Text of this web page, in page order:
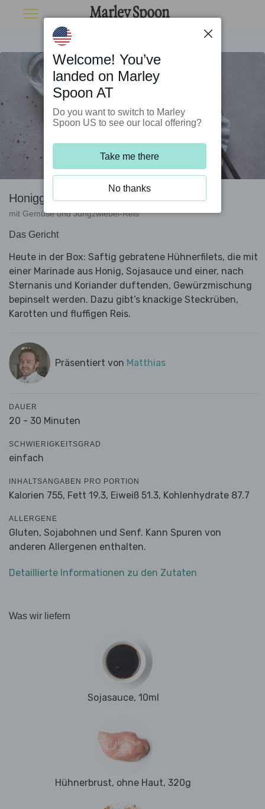
Honigglasierte Hühnerbrust
mit Gemüse und Jungzwiebel-Reis
Das Gericht
Heute in der Box: Saftig gebratene Hühnerfilets, die mit
einer Marinade aus Honig, Sojasauce und einer, nach
Sternanis und Koriander duftenden, Gewürzmischung
bepinselt werden. Dazu gibt’s knackige Steckrüben,
Karotten und fluffigen Reis.
Präsentiert von Matthias
DAUER
20 - 30 Minuten
SCHWIERIGKEITSGRAD
einfach
INHALTSANGABEN PRO PORTION
Kalorien 755, Fett 19.3, Eiweiß 51.3, Kohlenhydrate 87.7
ALLERGENE
Gluten, Sojabohnen und Senf. Kann Spuren von
anderen Allergenen enthalten.
Detaillierte Informationen zu den Zutaten
Was wir liefern
Sojasauce, 10ml
Hühnerbrust, ohne Haut, 320g
Welcome! You’ve
landed on Marley
Spoon AT
Do you want to switch to Marley
Spoon US to see our local offering?
Take me there
No thanks